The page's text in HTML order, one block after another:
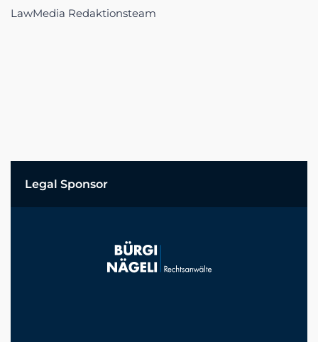
LawMedia Redaktionsteam
Legal Sponsor